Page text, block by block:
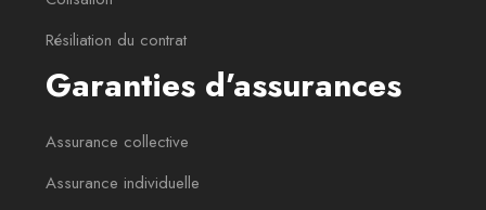
Résiliation du contrat
Garanties d’assurances
Assurance collective
Assurance individuelle